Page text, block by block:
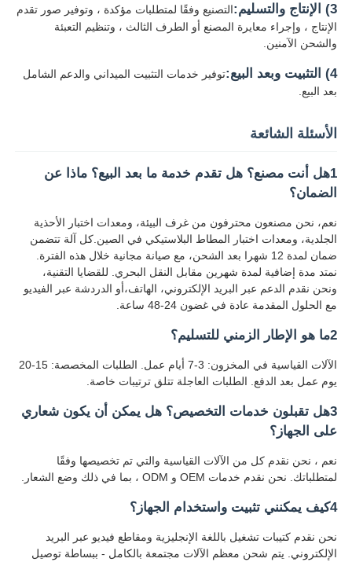
3) الإنتاج والتسليم:
التصنيع وفقًا لمتطلبات مؤكدة ، وتوفير صور تقدم
الإنتاج ، وإجراء معايرة المصنع أو الطرف الثالث ، وتنظيم التعبئة
والشحن الآمنين.
4) التثبيت وبعد البيع:
توفير خدمات التثبيت الميداني والدعم الشامل
بعد البيع.
الأسئلة الشائعة
1هل أنت مصنع؟ هل تقدم خدمة ما بعد البيع؟ ماذا عن
الضمان؟
نعم، نحن مصنعون محترفون من غرف البيئة، ومعدات اختبار الأحذية
الجلدية، ومعدات اختبار المطاط البلاستيكي في الصين.كل آلة تتضمن
ضمان لمدة 12 شهرا بعد الشحن، مع صيانة مجانية خلال هذه الفترة.
نمتد مدة إضافية لمدة شهرين مقابل النقل البحري. للقضايا التقنية،
ونحن نقدم الدعم عبر البريد الإلكتروني، الهاتف،أو الدردشة عبر الفيديو
مع الحلول المقدمة عادة في غضون 24-48 ساعة.
2ما هو الإطار الزمني للتسليم؟
الآلات القياسية في المخزون: 3-7 أيام عمل. الطلبات المخصصة: 15-20
يوم عمل بعد الدفع. الطلبات العاجلة تتلق ترتيبات خاصة.
3هل تقبلون خدمات التخصيص؟ هل يمكن أن يكون شعاري
على الجهاز؟
نعم ، نحن نقدم كل من الآلات القياسية والتي تم تخصيصها وفقًا
لمتطلباتك. نحن نقدم خدمات OEM و ODM ، بما في ذلك وضع الشعار.
4كيف يمكنني تثبيت واستخدام الجهاز؟
نحن نقدم كتيبات تشغيل باللغة الإنجليزية ومقاطع فيديو عبر البريد
الإلكتروني. يتم شحن معظم الآلات مجتمعة بالكامل - ببساطة توصيل